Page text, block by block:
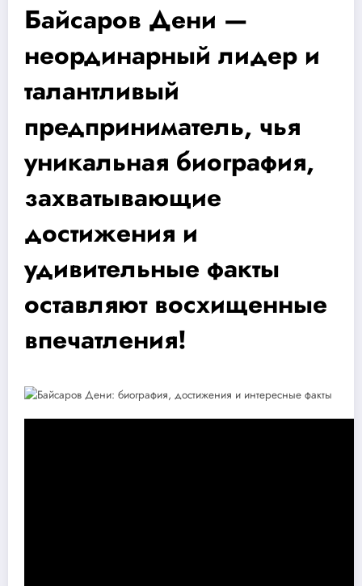
Байсаров Дени —
неординарный лидер и
талантливый
предприниматель, чья
уникальная биография,
захватывающие
достижения и
удивительные факты
оставляют восхищенные
впечатления!